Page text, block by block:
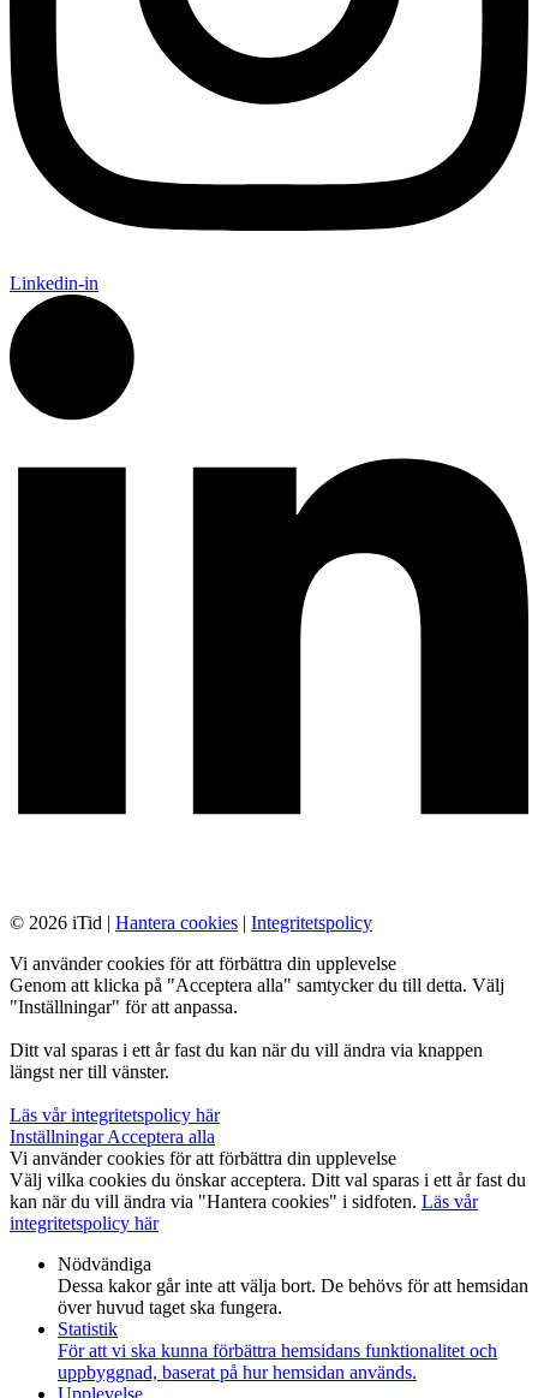
Linkedin-in
© 2026 iTid | Hantera cookies | Integritetspolicy
Vi använder cookies för att förbättra din upplevelse
Genom att klicka på "Acceptera alla" samtycker du till detta. Välj
"Inställningar" för att anpassa.
Ditt val sparas i ett år fast du kan när du vill ändra via knappen
längst ner till vänster.
Läs vår integritetspolicy här
InställningarAcceptera alla
Vi använder cookies för att förbättra din upplevelse
Välj vilka cookies du önskar acceptera. Ditt val sparas i ett år fast du
kan när du vill ändra via "Hantera cookies" i sidfoten. Läs vår
integritetspolicy här
Nödvändiga
Dessa kakor går inte att välja bort. De behövs för att hemsidan
över huvud taget ska fungera.
Statistik
För att vi ska kunna förbättra hemsidans funktionalitet och
uppbyggnad, baserat på hur hemsidan används.
Upplevelse